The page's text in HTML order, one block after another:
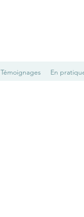
Témoignages En